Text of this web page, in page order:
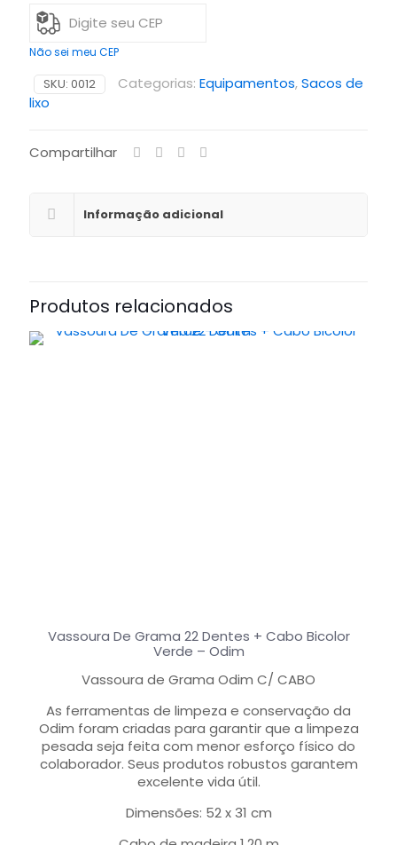
Não sei meu CEP
SKU: 0012 Categorias: Equipamentos,Sacos de
lixo
Compartilhar
Informação adicional
Produtos relacionados
Vassoura De Grama 22 Dentes + Cabo Bicolor
Verde – Odim
Vassoura de Grama Odim C/ CABO
As ferramentas de limpeza e conservação da
Odim foram criadas para garantir que a limpeza
pesada seja feita com menor esforço físico do
colaborador. Seus produtos robustos garantem
excelente vida útil.
Dimensões: 52 x 31 cm